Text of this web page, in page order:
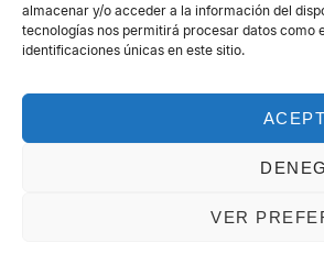
almacenar y/o acceder a la información del
tecnologías nos permitirá procesar datos como
identificaciones únicas en este sitio.
VER